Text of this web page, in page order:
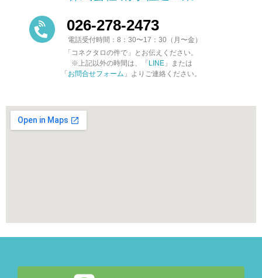
026-278-2473
電話受付時間：8：30〜17：30（月〜金）
「コネクタロの件で」とお伝えください。
※上記以外の時間は、「 LINE 」または
「 お問合せフォーム 」よりご連絡ください。